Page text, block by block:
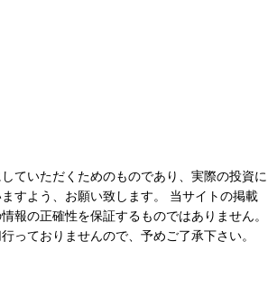
ていただくためのものであり、実際の投資に
すよう、お願い致します。 当サイトの掲載
報の正確性を保証するものではありません。
っておりませんので、予めご了承下さい。